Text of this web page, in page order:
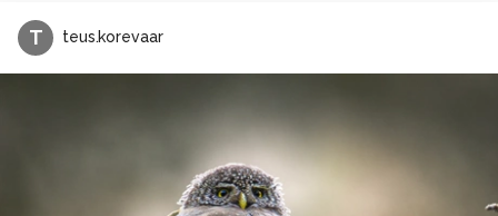
T teus.korevaar